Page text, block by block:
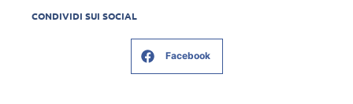
CONDIVIDI SUI SOCIAL
Facebook